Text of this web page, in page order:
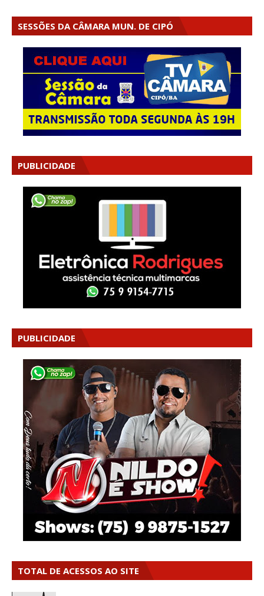
SESSÕES DA CÂMARA MUN. DE CIPÓ
PUBLICIDADE
PUBLICIDADE
TOTAL DE ACESSOS AO SITE